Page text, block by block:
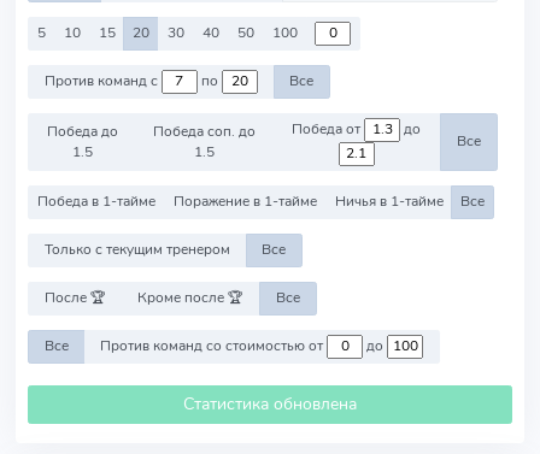
5 10 15 20 30 40 50 100
Против команд с по Все
Победа до
1.5
Победа соп. до
1.5
Победа от до
Все
Победа в 1-тайме Поражение в 1-тайме Ничья в 1-тайме Все
Только с текущим тренером Все
После 🏆 Кроме после 🏆 Все
Все Против команд со стоимостью от до
Статистика обновлена